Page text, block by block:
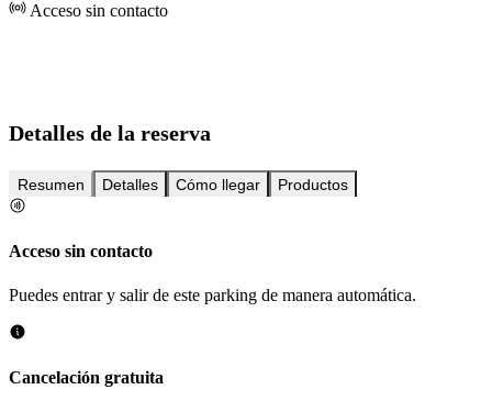
Acceso sin contacto
Detalles de la reserva
Resumen Detalles Cómo llegar Productos
Acceso sin contacto
Puedes entrar y salir de este parking de manera automática.
Cancelación gratuita